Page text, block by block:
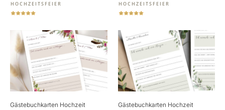
HOCHZEITSFEIER HOCHZEITSFEIER
Gästebuchkarten Hochzeit
Gästebuchkarten Hochzeit